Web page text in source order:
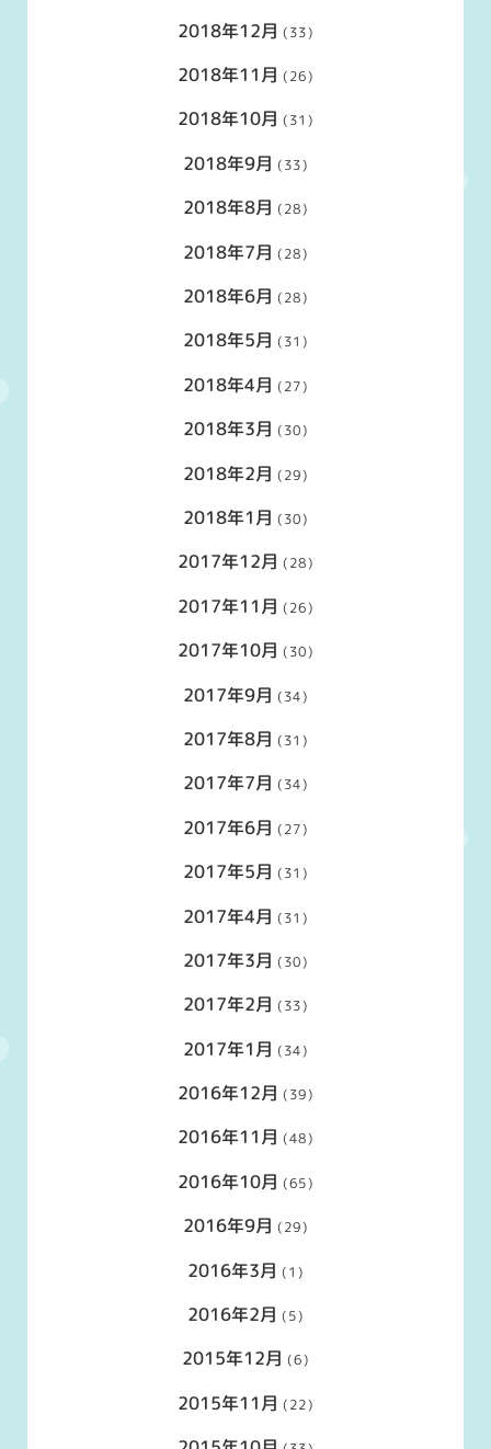
2018年12月 (33)
2018年11月 (26)
2018年10月 (31)
2018年9月 (33)
2018年8月 (28)
2018年7月 (28)
2018年6月 (28)
2018年5月 (31)
2018年4月 (27)
2018年3月 (30)
2018年2月 (29)
2018年1月 (30)
2017年12月 (28)
2017年11月 (26)
2017年10月 (30)
2017年9月 (34)
2017年8月 (31)
2017年7月 (34)
2017年6月 (27)
2017年5月 (31)
2017年4月 (31)
2017年3月 (30)
2017年2月 (33)
2017年1月 (34)
2016年12月 (39)
2016年11月 (48)
2016年10月 (65)
2016年9月 (29)
2016年3月 (1)
2016年2月 (5)
2015年12月 (6)
2015年11月 (22)